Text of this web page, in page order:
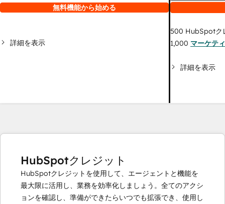
無料機能から始める
詳細を表示
500 HubSpotク
1,000 マーケテ
詳細を表示
HubSpotクレジット
HubSpotクレジットを使用して、エージェントと機能を
最大限に活用し、業務を効率化しましょう。全てのアクシ
ョンを確認し、準備ができたらいつでも拡張でき、使用し